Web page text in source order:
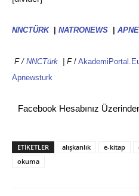
NNCTÜRK| NATRONEWS |
F / NNCTürk | F/
Apnewsturk
Facebook Hesabınız
ETİKETLER alışkanlık e-kitap
okuma